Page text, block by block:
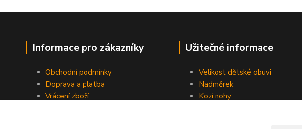
Informace pro zákazníky
Obchodní podmínky
Doprava a platba
Vrácení zboží
Užitečné informace
Velikost dětské obuvi
Nadměrek
Kozí nohy